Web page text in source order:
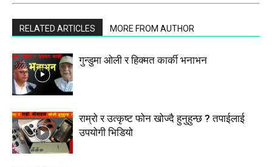
RELATED ARTICLES MORE FROM AUTHOR
गुन्डुमा ओली र हिक्मत कार्की भनाभन
राम्रो र उत्कृष्ट फोन खोज्दै हुनुहुन्छ ? तपाईलाई
उपयोगी भिडियो